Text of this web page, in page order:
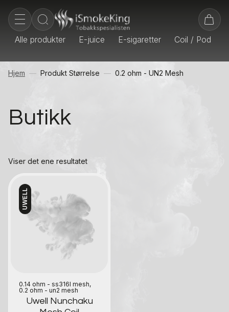
Alle produkter E-juice E-sigaretter Coil / Pod
Hjem Produkt Størrelse 0.2 ohm - UN2 Mesh
Butikk
Viser det ene resultatet
UWELL
0.14 ohm - ss316l mesh,
0.2 ohm - un2 mesh
Uwell Nunchaku
Kontakt oss